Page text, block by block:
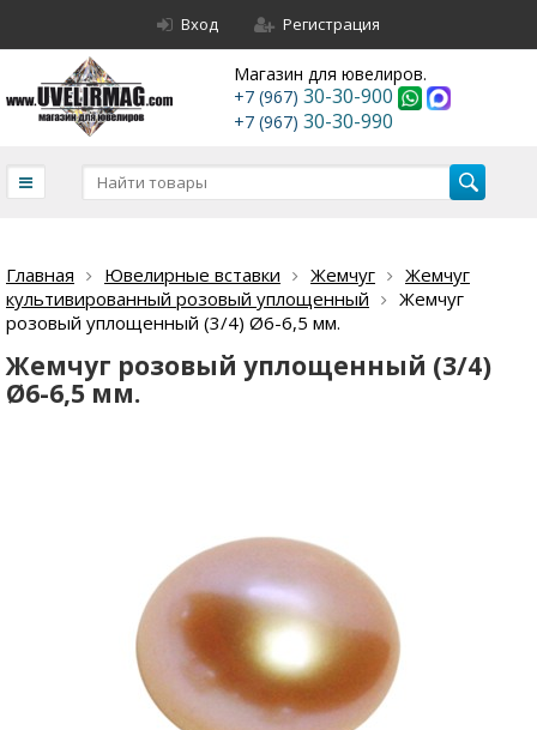
Вход Регистрация
Магазин для ювелиров.
+7 (967) 30-30-900
+7 (967) 30-30-990
Главная Ювелирные вставки Жемчуг
Жемчуг
культивированный розовый уплощенный
Жемчуг
розовый уплощенный (3/4) Ø6-6,5 мм.
Жемчуг розовый уплощенный (3/4)
Ø6-6,5 мм.